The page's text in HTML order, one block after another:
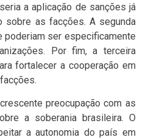
a aplicação de sanções já
sobre as facções. A segunda
poderiam ser especificamente
Por fim, a terceira
fortalecer a cooperação em
preocupação com as
a soberania brasileira. O
a autonomia do país em